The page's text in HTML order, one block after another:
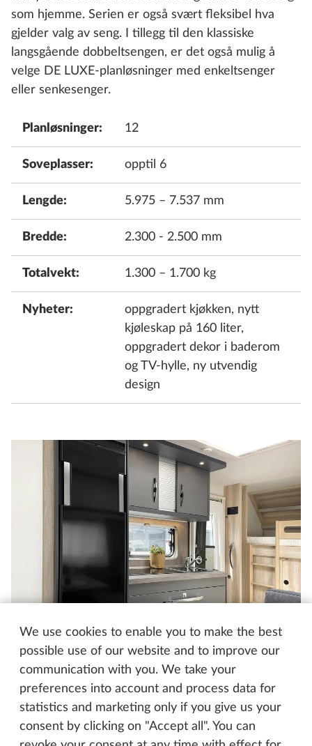
We use cookies to enable you to make the best
possible use of our website and to improve our
communication with you. We take your
preferences into account and process data for
statistics and marketing only if you give us your
consent by clicking on "Accept all". You can
som hjemme. Serien er også svært fleksibel hva
gjelder valg av seng. I tillegg til den klassiske
langsgående dobbeltsengen, er det også mulig å
velge DE LUXE-planløsninger med enkeltsenger
eller senkesenger.
Planløsninger: 12
Soveplasser: opptil 6
Lengde: 5.975 – 7.537 mm
Bredde: 2.300 - 2.500 mm
Totalvekt: 1.300 – 1.700 kg
Nyheter:
oppgradert kjøkken, nytt
kjøleskap på 160 liter,
oppgradert dekor i baderom
og TV-hylle, ny utvendig
design
Kjøleskapet er kjøkkenets midtpunkt
I tillegg til de visuelle oppgraderingene i
kjøkkendelen leveres DE LUXE‑modellene (unntatt
460 LU) med nytt kjøleskap på 160 liter. Kjøleskapet
leveres fra og med 2027-sesongen og rommer